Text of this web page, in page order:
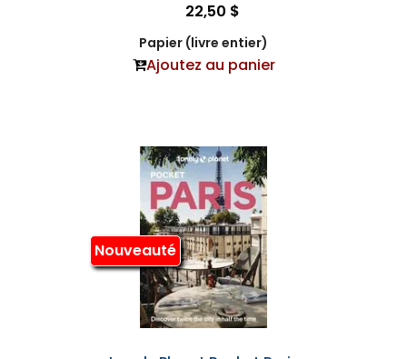
22,50 $
Papier (livre entier)
Ajoutez au panier
Nouveauté